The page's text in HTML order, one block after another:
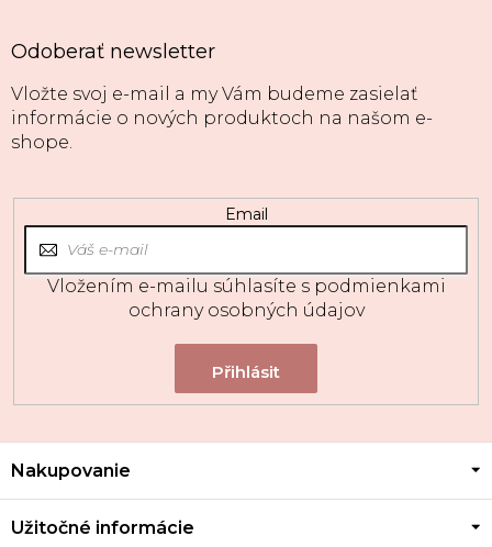
Odoberať newsletter
Vložte svoj e-mail a my Vám budeme zasielať
informácie o nových produktoch na našom e-
shope.
Email
Vložením e-mailu súhlasíte s podmienkami
ochrany osobných údajov
Z
p
Nakupovanie
Užitočné informácie